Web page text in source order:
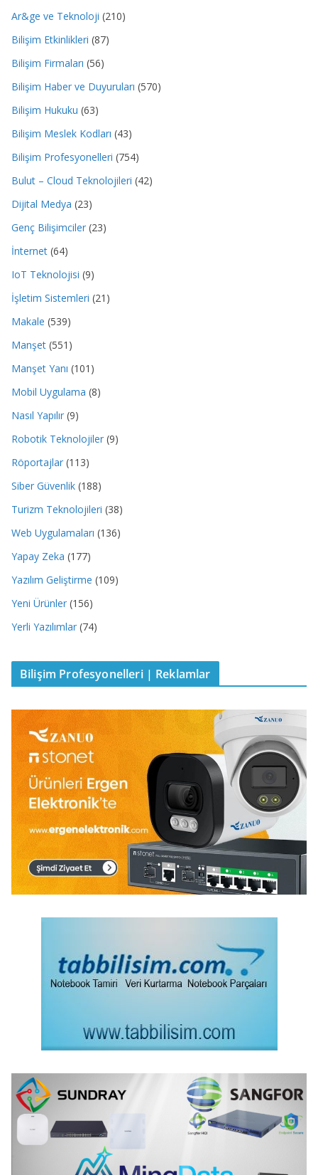
Ar&ge ve Teknoloji (210)
Bilişim Etkinlikleri (87)
Bilişim Firmaları (56)
Bilişim Haber ve Duyuruları (570)
Bilişim Hukuku (63)
Bilişim Meslek Kodları (43)
Bilişim Profesyonelleri (754)
Bulut – Cloud Teknolojileri (42)
Dijital Medya (23)
Genç Bilişimciler (23)
İnternet (64)
IoT Teknolojisi (9)
İşletim Sistemleri (21)
Makale (539)
Manşet (551)
Manşet Yanı (101)
Mobil Uygulama (8)
Nasıl Yapılır (9)
Robotik Teknolojiler (9)
Röportajlar (113)
Siber Güvenlik (188)
Turizm Teknolojileri (38)
Web Uygulamaları (136)
Yapay Zeka (177)
Yazılım Geliştirme (109)
Yeni Ürünler (156)
Yerli Yazılımlar (74)
Bilişim Profesyonelleri | Reklamlar